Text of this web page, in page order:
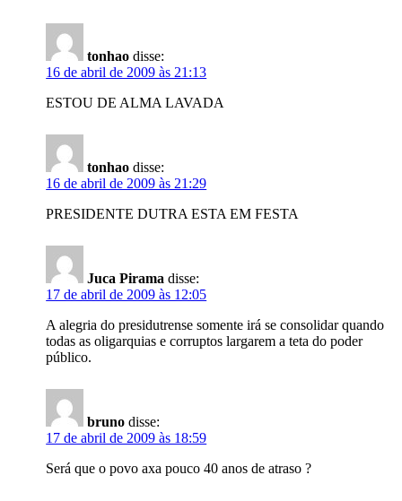
tonhao disse:
16 de abril de 2009 às 21:13
ESTOU DE ALMA LAVADA
tonhao disse:
16 de abril de 2009 às 21:29
PRESIDENTE DUTRA ESTA EM FESTA
Juca Pirama disse:
17 de abril de 2009 às 12:05
A alegria do presidutrense somente irá se consolidar quando
todas as oligarquias e corruptos largarem a teta do poder
público.
bruno disse:
17 de abril de 2009 às 18:59
Será que o povo axa pouco 40 anos de atraso ?